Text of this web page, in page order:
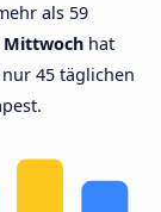
als 59
Mittwoch hat
45 täglichen